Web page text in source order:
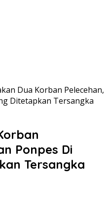
Dua Korban Pelecehan,
Ditetapkan Tersangka
Ponpes Di
Tersangka